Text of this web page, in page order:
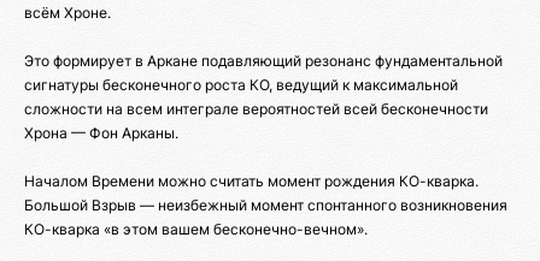
всём Хроне.
Это формирует в Аркане подавляющий резонанс фундаментальной
сигнатуры бесконечного роста КО, ведущий к максимальной
сложности на всем интеграле вероятностей всей бесконечности
Хрона — Фон Арканы.
Началом Времени можно считать момент рождения КО-кварка.
Большой Взрыв — неизбежный момент спонтанного возникновения
КО-кварка «в этом вашем бесконечно-вечном».